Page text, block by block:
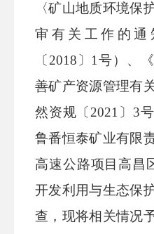
〈矿山地质环境保
审有关工作的通
〔 2018 〕 1号）、
善矿产资源管理有
然资规〔 2021 〕 3号
鲁番恒泰矿业有限
高速公路项目高昌
开发利用与生态保
查，现将相关情况